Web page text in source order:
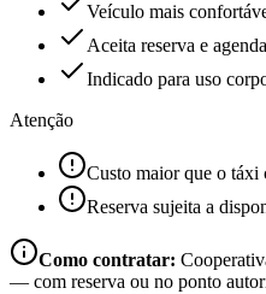
Veículo mais
Aceita reserva e
Indicado para uso
Atenção
Custo maior que o táxi
Reserva sujeita a
Como contratar:
— com reserva ou no ponto